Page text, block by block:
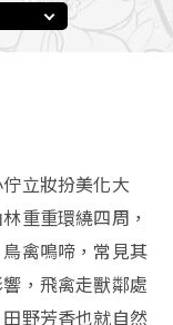
立妝扮美化大
重重環繞四周，
禽鳴啼，常見其
，飛禽走獸鄰處
野芳香也就自然